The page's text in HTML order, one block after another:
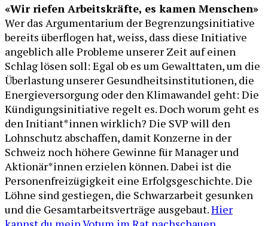
«Wir riefen Arbeitskräfte, es kamen Menschen»
Wer das Argumentarium der Begrenzungsinitiative
bereits überflogen hat, weiss, dass diese Initiative
angeblich alle Probleme unserer Zeit auf einen
Schlag lösen soll: Egal ob es um Gewalttaten, um die
Überlastung unserer Gesundheitsinstitutionen, die
Energieversorgung oder den Klimawandel geht: Die
Kündigungsinitiative regelt es. Doch worum geht es
den Initiant*innen wirklich? Die SVP will den
Lohnschutz abschaffen, damit Konzerne in der
Schweiz noch höhere Gewinne für Manager und
Aktionär*innen erzielen können. Dabei ist die
Personenfreizügigkeit eine Erfolgsgeschichte. Die
Löhne sind gestiegen, die Schwarzarbeit gesunken
und die Gesamtarbeitsverträge ausgebaut.Hier